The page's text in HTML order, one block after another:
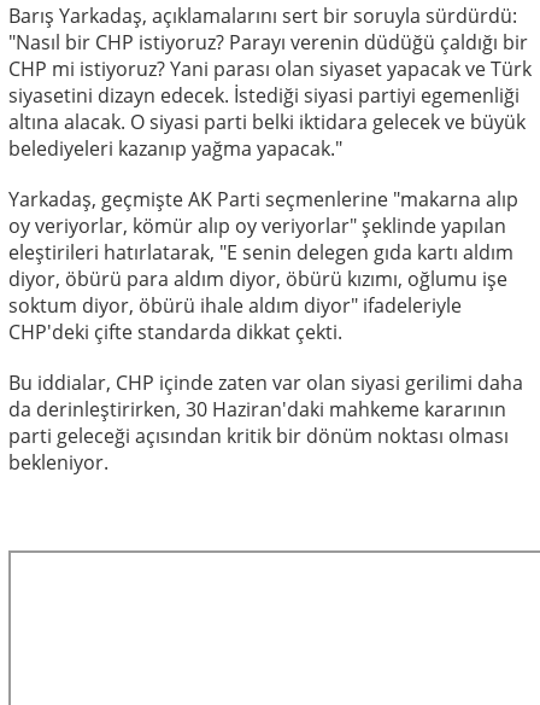
Barış Yarkadaş, açıklamalarını sert bir soruyla sürdürdü:
"Nasıl bir CHP istiyoruz? Parayı verenin düdüğü çaldığı bir
CHP mi istiyoruz? Yani parası olan siyaset yapacak ve Türk
siyasetini dizayn edecek. İstediği siyasi partiyi egemenliği
altına alacak. O siyasi parti belki iktidara gelecek ve büyük
belediyeleri kazanıp yağma yapacak."
Yarkadaş, geçmişte AK Parti seçmenlerine "makarna alıp
oy veriyorlar, kömür alıp oy veriyorlar" şeklinde yapılan
eleştirileri hatırlatarak, "E senin delegen gıda kartı aldım
diyor, öbürü para aldım diyor, öbürü kızımı, oğlumu işe
soktum diyor, öbürü ihale aldım diyor" ifadeleriyle
CHP'deki çifte standarda dikkat çekti.
Bu iddialar, CHP içinde zaten var olan siyasi gerilimi daha
da derinleştirirken, 30 Haziran'daki mahkeme kararının
parti geleceği açısından kritik bir dönüm noktası olması
bekleniyor.